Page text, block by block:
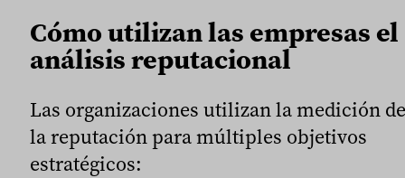
Cómo utilizan las empresas el
análisis reputacional
Las organizaciones utilizan la medición de
la reputación para múltiples objetivos
estratégicos: